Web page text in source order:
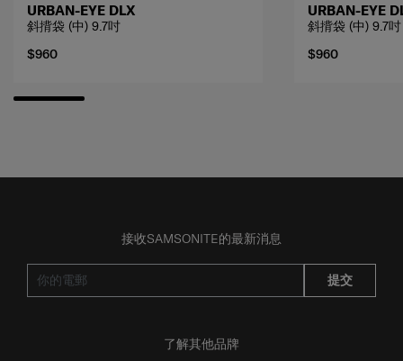
URBAN-EYE DLX
斜揹袋 (中) 9.7吋
$960
URBAN-EYE
斜揹袋 (中) 9.7吋
$960
接收SAMSONITE的最新消息
提交
了解其他品牌